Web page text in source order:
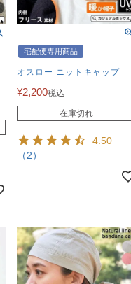
宅配便専用商品
オスロー ニットキャップ
¥2,200税込
在庫切れ
4.50
（2）